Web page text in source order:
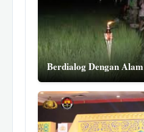
Berdialog Dengan Alam